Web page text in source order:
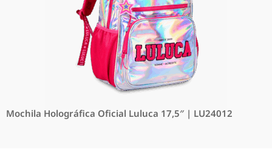
Mochila Holográfica Oficial Luluca 17,5″ | LU24012